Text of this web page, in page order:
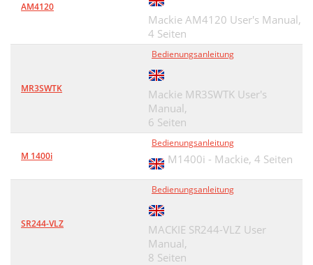
AM4120
Mackie AM4120 User's Manual,
4 Seiten
MR3SWTK
Bedienungsanleitung
Mackie MR3SWTK User's
Manual,
6 Seiten
M 1400i
Bedienungsanleitung
M1400i - Mackie, 4 Seiten
SR244-VLZ
Bedienungsanleitung
MACKIE SR244-VLZ User
Manual,
8 Seiten